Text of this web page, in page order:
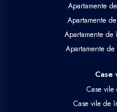
Apartamente
Apartamente
Apartamente
Apartamente
Case
Case vile de